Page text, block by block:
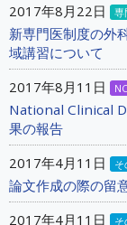
2017年8月22日
専
新専門医制度の外
域講習について
2017年8月11日
National Clinical
果の報告
2017年4月11日
そ
論文作成の際の留
2017年4月11日
そ